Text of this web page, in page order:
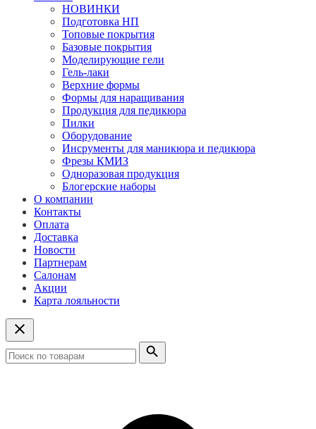
НОВИНКИ
Подготовка НП
Топовые покрытия
Базовые покрытия
Моделирующие гели
Гель-лаки
Верхние формы
Формы для наращивания
Продукция для педикюра
Пилки
Оборудование
Инсрументы для маникюра и педикюра
Фрезы КМИЗ
Одноразовая продукция
Блогерские наборы
О компании
Контакты
Оплата
Доставка
Новости
Партнерам
Салонам
Акции
Карта лояльности